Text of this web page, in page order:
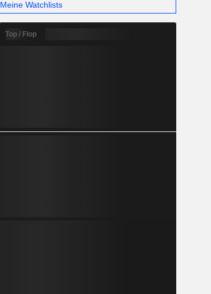
Meine Watchlists
Top / Flop